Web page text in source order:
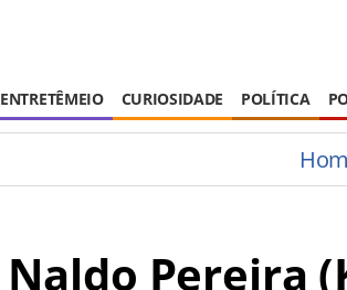
ENTRETÊMEIO CURIOSIDADE POLÍTICA
Naldo Pereira